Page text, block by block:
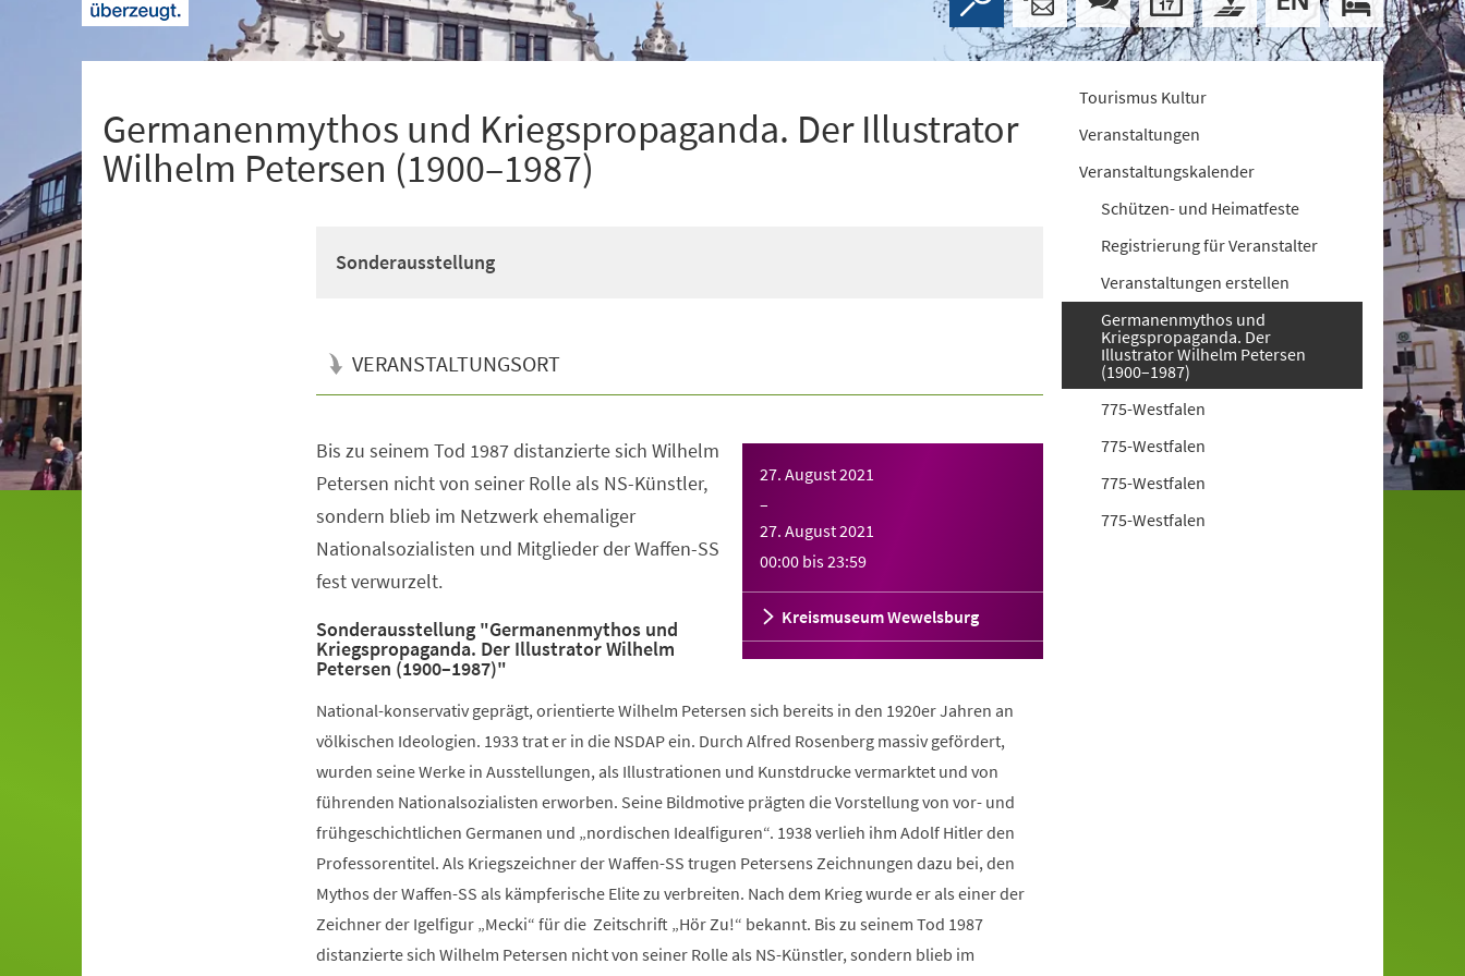
Germanenmythos und Kriegspropaganda. Der Illustrator
Wilhelm Petersen (1900–1987)
Sonderausstellung
VERANSTALTUNGSORT
27. August 2021
–
27. August 2021
00:00 bis23:59
Kreismuseum Wewelsburg
Bis zu seinem Tod 1987 distanzierte sich Wilhelm
Petersen nicht von seiner Rolle als NS-Künstler,
sondern blieb im Netzwerk ehemaliger
Nationalsozialisten und Mitglieder der Waffen-SS
fest verwurzelt.
Sonderausstellung "Germanenmythos und
Kriegspropaganda. Der Illustrator Wilhelm
Petersen (1900–1987)"
National-konservativ geprägt, orientierte Wilhelm Petersen sich bereits in den 1920er Jahren an
völkischen Ideologien. 1933 trat er in die NSDAP ein. Durch Alfred Rosenberg massiv gefördert,
wurden seine Werke in Ausstellungen, als Illustrationen und Kunstdrucke vermarktet und von
führenden Nationalsozialisten erworben. Seine Bildmotive prägten die Vorstellung von vor- und
frühgeschichtlichen Germanen und „nordischen Idealfiguren“. 1938 verlieh ihm Adolf Hitler den
Professorentitel. Als Kriegszeichner der Waffen-SS trugen Petersens Zeichnungen dazu bei, den
Mythos der Waffen-SS als kämpferische Elite zu verbreiten. Nach dem Krieg wurde er als einer der
Zeichner der Igelfigur „Mecki“ für die Zeitschrift „Hör Zu!“ bekannt. Bis zu seinem Tod 1987
distanzierte sich Wilhelm Petersen nicht von seiner Rolle als NS-Künstler, sondern blieb im
Tourismus Kultur
Veranstaltungen
Veranstaltungskalender
Schützen- und Heimatfeste
Registrierung für Veranstalter
Veranstaltungen erstellen
Germanenmythos und
Kriegspropaganda. Der
Illustrator Wilhelm Petersen
(1900–1987)
775-Westfalen
775-Westfalen
775-Westfalen
775-Westfalen